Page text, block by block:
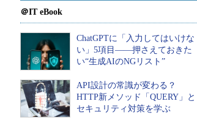
＠IT eBook
ChatGPTに「入力してはいけな
い」5項目――押さえておきた
い“生成AIのNGリスト”
API設計の常識が変わる？
HTTP新メソッド「QUERY」と
セキュリティ対策を学ぶ